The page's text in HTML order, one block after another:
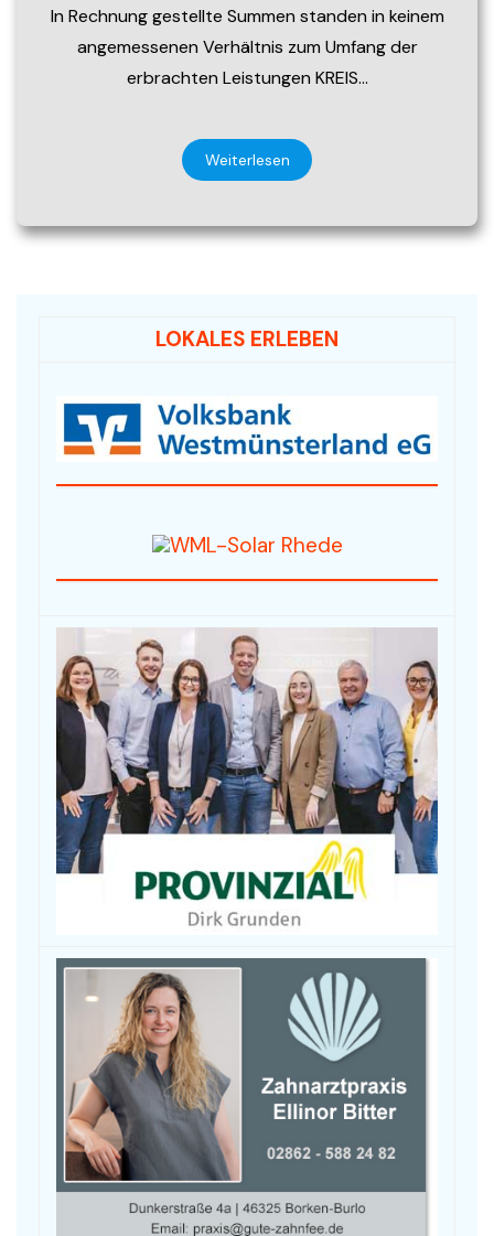
In Rechnung gestellte Summen standen in keinem
angemessenen Verhältnis zum Umfang der
erbrachten Leistungen KREIS…
Weiterlesen
LOKALES ERLEBEN